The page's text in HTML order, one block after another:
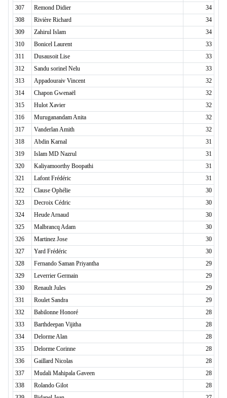
307
Remond Didier
34
308
Rivière Richard
34
309
Zahirul Islam
34
310
Bonicel Laurent
33
311
Dusausoit Lise
33
312
Sandu sorinel Nelu
33
313
Appadouraiv Vincent
32
314
Chapon Gwenaël
32
315
Hulot Xavier
32
316
Muruganandam Anita
32
317
Vanderlan Amith
32
318
Abdin Karnal
31
319
Islam MD Nazrul
31
320
Kaliyamoorthy Boopathi
31
321
Lafont Frédéric
31
322
Clause Ophélie
30
323
Decroix Cédric
30
324
Heude Arnaud
30
325
Malbrancq Adam
30
326
Martinez Jose
30
327
Yard Frédéric
30
328
Fernando Saman Priyantha
29
329
Leverrier Germain
29
330
Renault Jules
29
331
Roulet Sandra
29
332
Babilonne Honoré
28
333
Barthdeepan Vijitha
28
334
Delorme Alan
28
335
Delorme Corinne
28
336
Gaillard Nicolas
28
337
Mudali Mahipala Gaveen
28
338
Rolando Gilot
28